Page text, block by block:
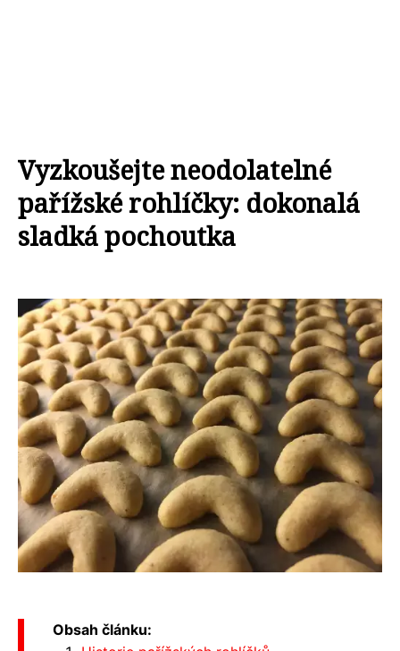
Vyzkoušejte neodolatelné
pařížské rohlíčky: dokonalá
sladká pochoutka
Obsah článku: